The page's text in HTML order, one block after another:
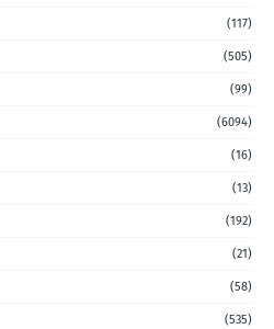
(117)
(505)
(99)
(6094)
(16)
(13)
(192)
(21)
(58)
(535)